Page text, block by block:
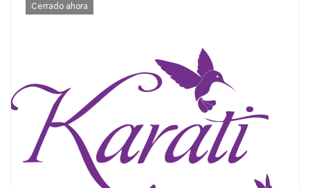
Cerrado ahora